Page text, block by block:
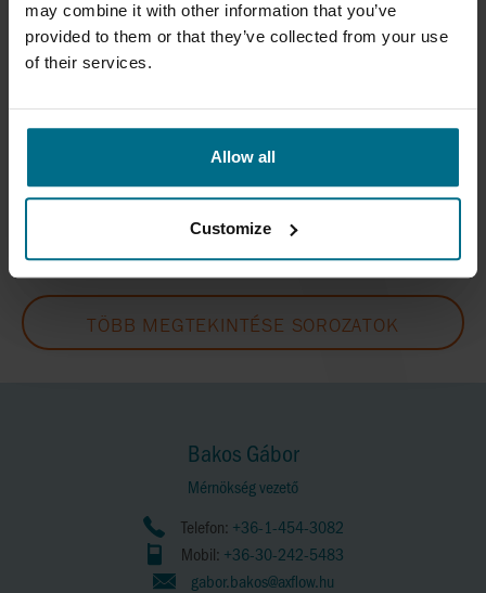
may combine it with other information that you’ve
provided to them or that they’ve collected from your use
of their services.
Allow all
Customize
APV WA+ ASZEPTIKUS SZIVATTYÚK
Max. nyomás 10 bar
TÖBB MEGTEKINTÉSE SOROZATOK
Bakos Gábor
Mérnökség vezető
Telefon: +36-1-454-3082
Mobil: +36-30-242-5483
gabor.bakos@axflow.hu